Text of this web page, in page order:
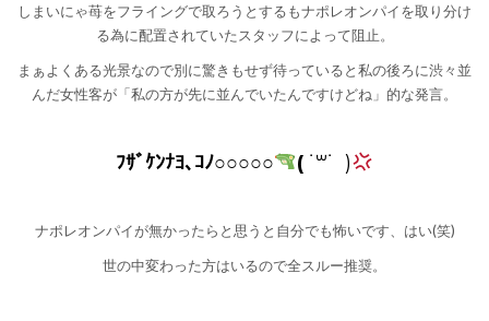
しまいにゃ苺をフライングで取ろうとするもナポレオンパイを取り分け
る為に配置されていたスタッフによって阻止。
まぁよくある光景なので別に驚きもせず待っていると私の後ろに渋々並
んだ女性客が「私の方が先に並んでいたんですけどね」的な発言。
ﾌｻﾞｹﾝﾅﾖ､ｺﾉ○○○○○ (˙꒳​˙ )
ナポレオンパイが無かったらと思うと自分でも怖いです、はい(笑)
世の中変わった方はいるので全スルー推奨。